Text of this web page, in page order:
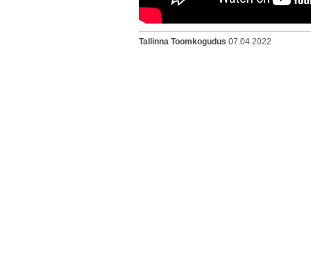
Tallinna Toomkogudus 07.04.2022